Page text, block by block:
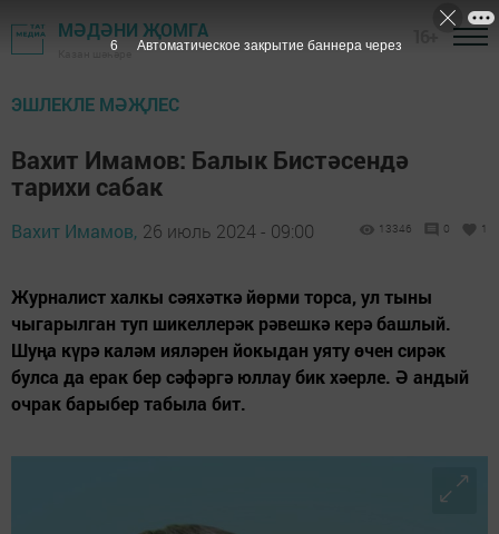
МӘДӘНИ ҖОМГА
Казан шәһәре
ЭШЛЕКЛЕ МӘҖЛЕС
Вахит Имамов: Балык Бистәсендә
тарихи сабак
Вахит Имамов, 26 июль 2024 - 09:00 13346 0 1
Журналист халкы сәяхәткә йөрми торса, ул тыны
чыгарылган туп шикеллерәк рәвешкә керә башлый.
Шуңа күрә каләм ияләрен йокыдан уяту өчен сирәк
булса да ерак бер сәфәргә юллау бик хәерле. Ә андый
очрак барыбер табыла бит.
5 Автоматическое закрытие баннера через